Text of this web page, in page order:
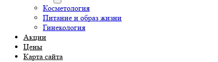
Косметология
Питание и образ жизни
Гинекология
Акции
Цены
Карта сайта